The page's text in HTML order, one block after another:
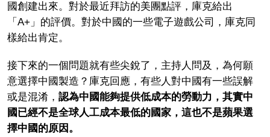
國創建出來。對於最近拜訪的美團點評，庫克給出
「A+」的評價。對於中國的一些電子遊戲公司，庫克同
樣給出肯定。
接下來的一個問題就有些尖銳了，主持人問及，為何願
意選擇中國製造？庫克回應，有些人對中國有一些誤解
或是混淆， 認為中國能夠提供低成本的勞動力，其實中
國已經不是全球人工成本最低的國家，這也不是蘋果選
擇中國的原因。